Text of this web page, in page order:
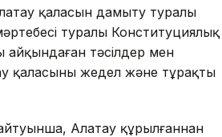
қаласын дамыту туралы
туралы Конституциялық
айқындаған тәсілдер мен
қаласының жедел және тұрақты
Алатау құрылғаннан